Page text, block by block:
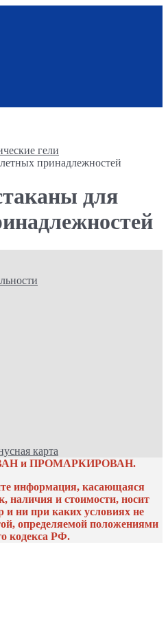
гели
принадлежностей
для
карта
и ПРОМАРКИРОВАН.
информация, касающаяся
наличия и стоимости, носит
ни при каких условиях не
определяемой положениями
кодекса РФ.